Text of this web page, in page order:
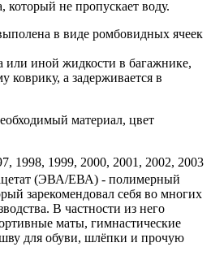
который не пропускает воду.
в виде ромбовидных ячеек
или иной жидкости в багажнике,
коврику, а задерживается в
материал, цвет
1998, 1999, 2000, 2001, 2002, 2003
(ЭВА/ЕВА) - полимерный
зарекомендовал себя во многих
В частности из него
маты, гимнастические
для обуви, шлёпки и прочую